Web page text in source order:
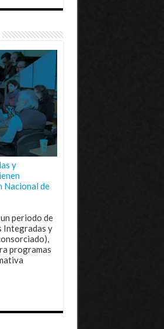
y
Nacional de
periodo de
Integradas y
programas